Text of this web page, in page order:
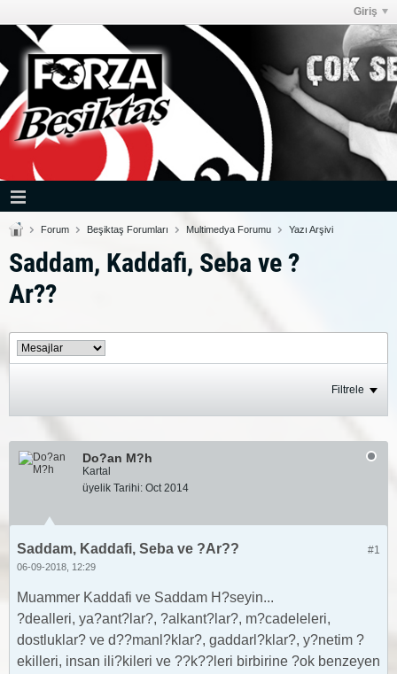
Giriş
Forum Beşiktaş Forumları Multimedya Forumu Yazı Arşivi
Saddam, Kaddafi, Seba ve ?
Ar??
Filtrele
Do?an M?h
Kartal
üyelik Tarihi: Oct 2014
#1
Saddam, Kaddafi, Seba ve ?Ar??
06-09-2018, 12:29
Muammer Kaddafi ve Saddam H?seyin...
?dealleri, ya?ant?lar?, ?alkant?lar?, m?cadeleleri,
dostluklar? ve d??manl?klar?, gaddarl?klar?, y?netim ?
ekilleri, insan ili?kileri ve ??k??leri birbirine ?ok benzeyen